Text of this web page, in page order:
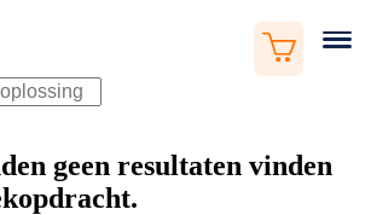
geen resultaten vinden